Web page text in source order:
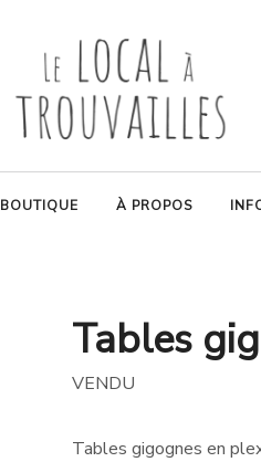
BOUTIQUE À PROPOS
Tables
VENDU
Tables gigognes en